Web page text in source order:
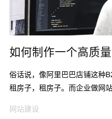
如何制作一个高质
俗话说，像阿里巴巴店铺这种
租房子，租房子。而企业做网
租，你住的房子就没了。 所
网站建设